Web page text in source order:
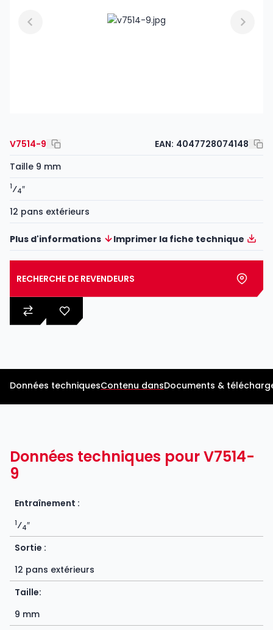
V7514-9 EAN: 4047728074148
Taille 9 mm
1⁄4″
12 pans extérieurs
Plus d'informations Imprimer la fiche technique
RECHERCHE DE REVENDEURS
Données techniquesContenu dansDocuments &
Données techniques pour V7514-
9
Entraînement :
1⁄4″
Sortie :
12 pans extérieurs
Taille:
9 mm